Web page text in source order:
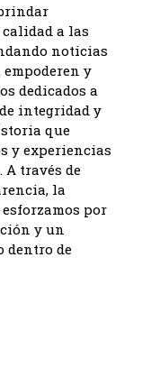
a las
noticias
y
dedicados a
integridad y
que
y experiencias
través de
la
por
y un
dentro de